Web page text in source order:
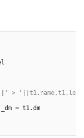
' >
= t1.dm